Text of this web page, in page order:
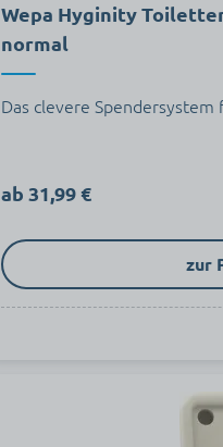
Wepa Hyginity
normal
Das clevere
ab 31,99 €
zur